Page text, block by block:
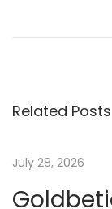
b
n
Related Posts
July 28, 2026